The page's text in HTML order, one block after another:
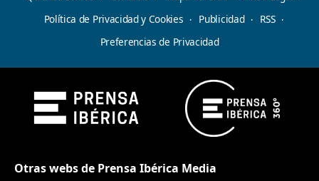
Política de Privacidad y Cookies
Publicidad
RSS
Preferencias de Privacidad
Otras webs de Prensa Ibérica Media